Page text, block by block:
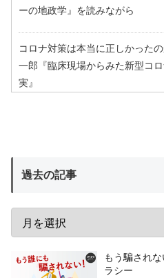
ーの地政学』を読みながら
コロナ対策は本当に正しかった
一郎『臨床現場からみた新型コ
実』
過去の記事
もう騙され
ラシー